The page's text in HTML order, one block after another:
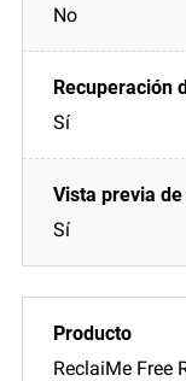
No
Sí
Sí
ReclaiMe Free